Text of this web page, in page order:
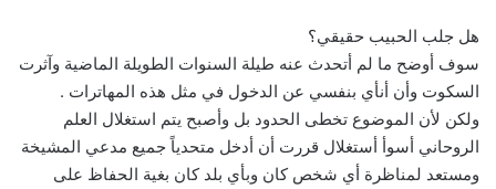
هل جلب الحبيب حقيقي؟
سوف أوضح ما لم أتحدث عنه طيلة السنوات الطويلة الماضية وآثرت
السكوت وأن أنأي بنفسي عن الدخول في مثل هذه المهاترات .
ولكن لأن الموضوع تخطى الحدود بل وأصبح يتم استغلال العلم
الروحاني أسوأ أستغلال قررت أن أدخل متحدياً جميع مدعي المشيخة
ومستعد لمناظرة أي شخص كان وبأي بلد كان بغية الحفاظ على